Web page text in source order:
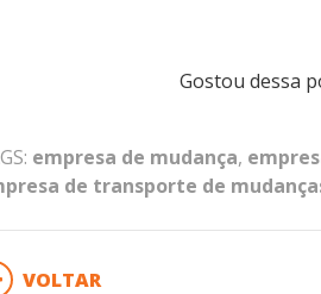
Gostou dessa
empresa de mudança,
de transporte de
VOLTAR